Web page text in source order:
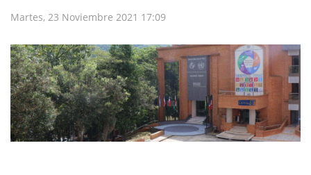
Martes, 23 Noviembre 2021 17:09